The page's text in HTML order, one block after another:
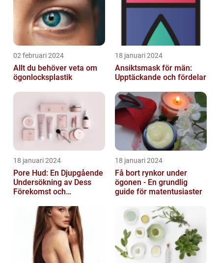
02 februari 2024
Allt du behöver veta om
ögonlocksplastik
18 januari 2024
Ansiktsmask för män:
Upptäckande och fördelar
18 januari 2024
Pore Hud: En Djupgående
Undersökning av Dess
Förekomst och
18 januari 2024
Få bort rynkor under
ögonen - En grundlig
guide för matentusiaster